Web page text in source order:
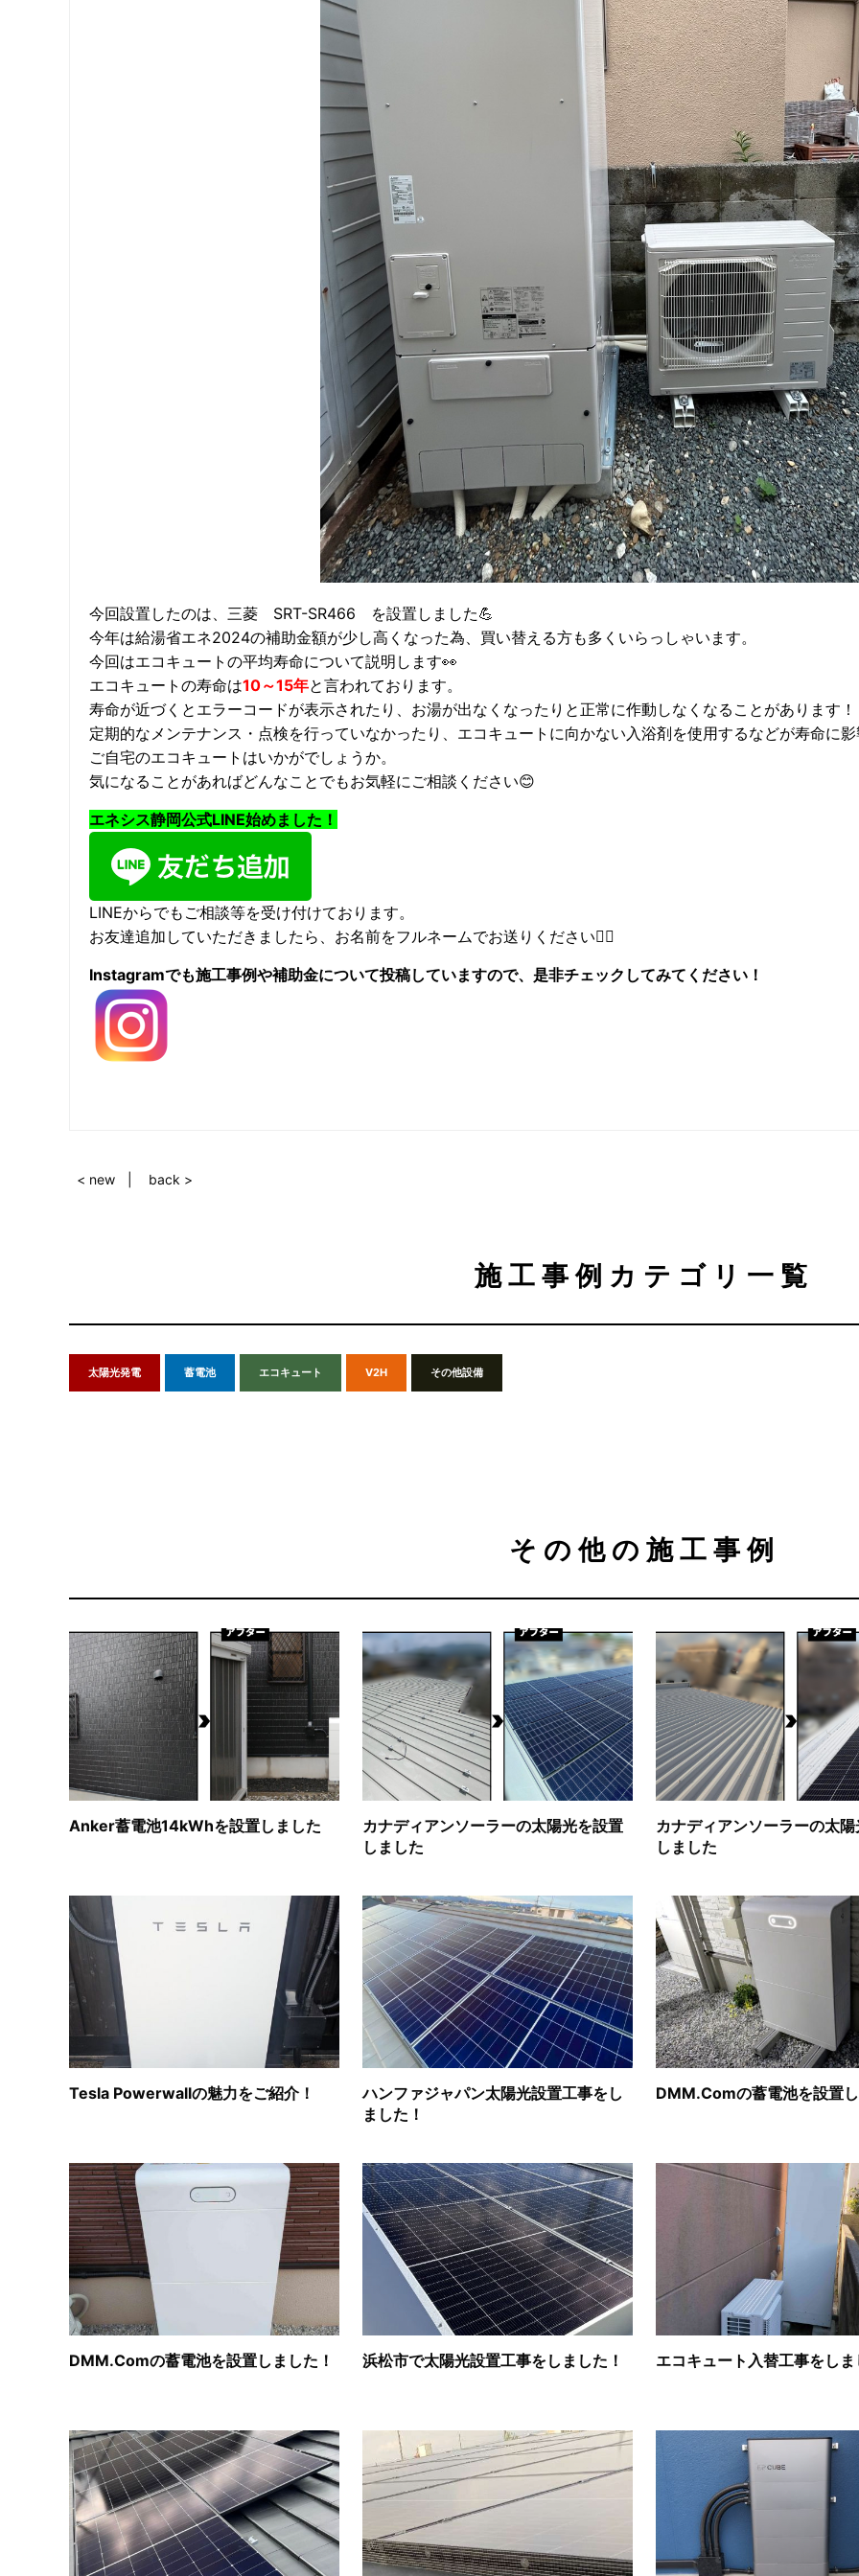
今回設置したのは、三菱 SRT-SR466 を設置しました💪
今年は給湯省エネ2024の補助金額が少し高くなった為、買い替える方も多くいらっしゃいます。
今回はエコキュートの平均寿命について説明します👀
エコキュートの寿命は10～15年と言われております。
寿命が近づくとエラーコードが表示されたり、お湯が出なくなったりと正常に作動しなくなることがあります！
定期的なメンテナンス・点検を行っていなかったり、エコキュートに向かない入浴剤を使用するなどが寿命に
ご自宅のエコキュートはいかがでしょうか。
気になることがあればどんなことでもお気軽にご相談ください😊
エネシス静岡公式LINE始めました！
LINEからでもご相談等を受け付けております。
お友達追加していただきましたら、お名前をフルネームでお送りください🙇‍♂️
Instagramでも施工事例や補助金について投稿していますので、是非チェックしてみてください！
< new back >
施工事例カテゴリ一覧
太陽光発電 蓄電池 エコキュート V2H その他設備
その他の施工事例
Anker蓄電池14kWhを設置しました
カナディアンソーラーの太陽光を設置
しました
カナディアンソーラーの太
しました
Tesla Powerwallの魅力をご紹介！
ハンファジャパン太陽光設置工事をし
ました！
DMM.Comの蓄電池を設置
DMM.Comの蓄電池を設置しました！ 浜松市で太陽光設置工事をしました！ エコキュート入替工事をし